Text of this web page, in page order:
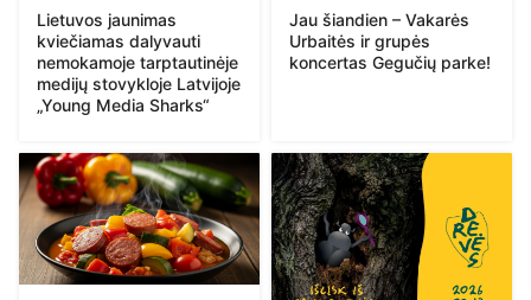
Lietuvos jaunimas
kviečiamas dalyvauti
nemokamoje tarptautinėje
medijų stovykloje Latvijoje
„Young Media Sharks“
Jau šiandien – Vakarės
Urbaitės ir grupės
koncertas Gegučių parke!